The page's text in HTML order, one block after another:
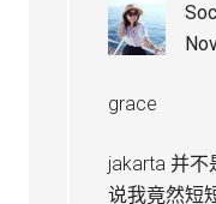
grace
jakarta 并不
说我竟然短